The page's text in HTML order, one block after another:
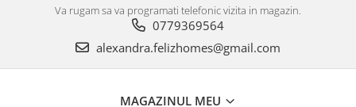
Va rugam sa va programati telefonic vizita in magazin.
0779369564
alexandra.felizhomes@gmail.com
MAGAZINUL MEU